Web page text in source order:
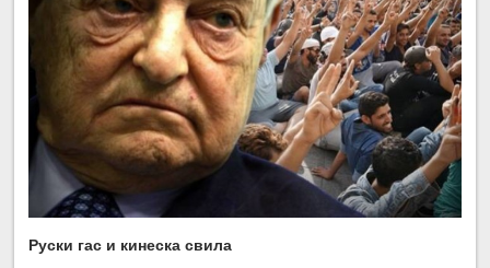
Руски гас и кинеска свила